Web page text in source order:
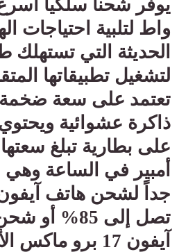
واط لتلبية احتياجات
الحديثة التي تستهلك
لتشغيل تطبيقاتها
تعتمد على سعة
ذاكرة عشوائية
أمبير في الساعة وهي
تصل إلى 85%
آيفون 17 برو